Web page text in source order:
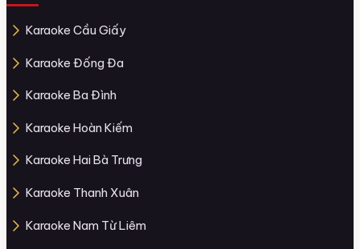
Karaoke Cầu Giấy
Karaoke Đống Đa
Karaoke Ba Đình
Karaoke Hoàn Kiếm
Karaoke Hai Bà Trưng
Karaoke Thanh Xuân
Karaoke Nam Từ Liêm